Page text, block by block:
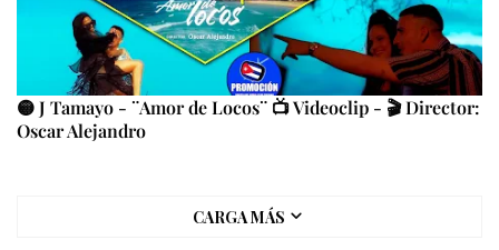
🟡 J Tamayo - ¨Amor de Locos¨ 📺 Videoclip - 🎬 Director:
Oscar Alejandro
CARGA MÁS